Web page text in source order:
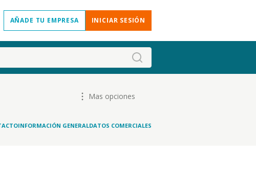
AÑADE TU EMPRESA INICIAR SESIÓN
Mas opciones
INFORMACIÓN GENERALDATOS COMERCIALES